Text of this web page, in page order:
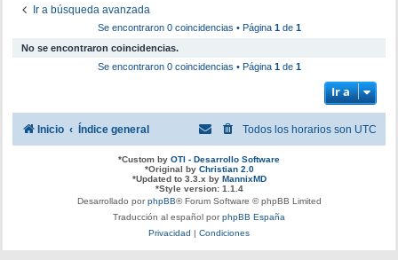
Ir a búsqueda avanzada
Se encontraron 0 coincidencias • Página 1de 1
No se encontraron coincidencias.
Se encontraron 0 coincidencias • Página 1de 1
Ir a
Inicio Índice general Todos los horarios son UTC
*Custom by OTI - Desarrollo Software
*Original by Christian 2.0
*Updated to 3.3.x by MannixMD
*Style version: 1.1.4
Desarrollado porphpBB® Forum Software © phpBB Limited
Traducción al español porphpBB España
Privacidad
Condiciones